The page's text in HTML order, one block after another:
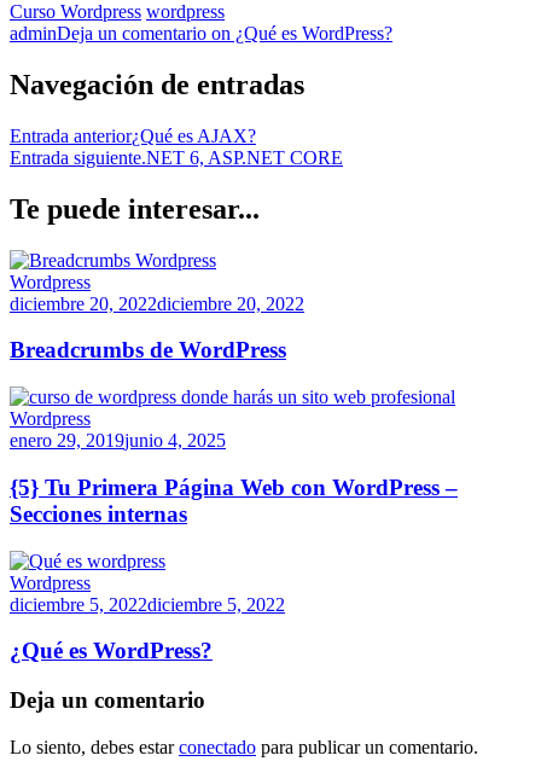
Curso Wordpress wordpress
adminDeja un comentario on ¿Qué es WordPress?
Navegación de entradas
Entrada anterior¿Qué es AJAX?
Entrada siguiente.NET 6, ASP.NET CORE
Te puede interesar...
Wordpress
diciembre 20, 2022diciembre 20, 2022
Breadcrumbs de WordPress
Wordpress
enero 29, 2019junio 4, 2025
{5} Tu Primera Página Web con WordPress –
Secciones internas
Wordpress
diciembre 5, 2022diciembre 5, 2022
¿Qué es WordPress?
Deja un comentario
Lo siento, debes estarconectado para publicar un comentario.